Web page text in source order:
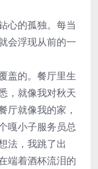
心的孤独。每当
会浮现从前的一
盖的。餐厅里生
，就像我对秋天
厅就像我的家，
嘎小子服务员总
法，我跳了出
端着酒杯流泪的